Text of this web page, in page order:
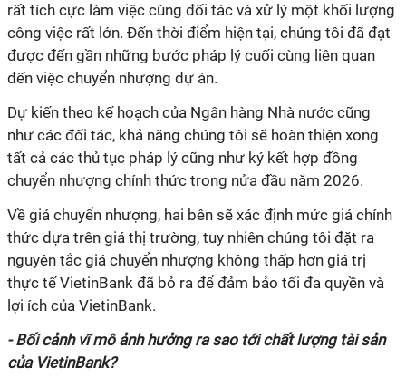
rất tích cực làm việc cùng đối tác và xử lý một khối lượng
công việc rất lớn. Đến thời điểm hiện tại, chúng tôi đã đạt
được đến gần những bước pháp lý cuối cùng liên quan
đến việc chuyển nhượng dự án.
Dự kiến theo kế hoạch của Ngân hàng Nhà nước cũng
như các đối tác, khả năng chúng tôi sẽ hoàn thiện xong
tất cả các thủ tục pháp lý cũng như ký kết hợp đồng
chuyển nhượng chính thức trong nửa đầu năm 2026.
Về giá chuyển nhượng, hai bên sẽ xác định mức giá chính
thức dựa trên giá thị trường, tuy nhiên chúng tôi đặt ra
nguyên tắc giá chuyển nhượng không thấp hơn giá trị
thực tế VietinBank đã bỏ ra để đảm bảo tối đa quyền và
lợi ích của VietinBank.
- Bối cảnh vĩ mô ảnh hưởng ra sao tới chất lượng tài sản
của VietinBank?